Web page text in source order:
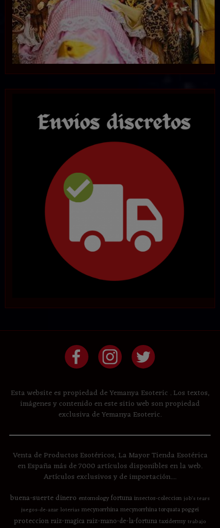
Esta website es propiedad de Yemanya Esoteric . Los textos,
imágenes y contenido en este sitio web son propiedad
exclusiva de Yemanya Esoteric.
Venta de Productos Esotéricos, La Mayor Tienda Esotérica
en España más de 7000 artículos disponibles en la web.
Artículos exclusivos y de importación....
buena-suertedinero entomologyfortunainsectos-coleccion job's tears
juegos-de-azar loterias mecynorrhinamecynorrhina torquata poggei
proteccion raiz-magica raiz-mano-de-la-fortunataxidermy trabajo